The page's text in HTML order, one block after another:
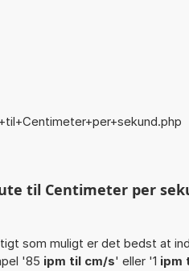
til Centimeter per
som muligt er det bedst at
'85 ipm til cm/s' eller '1 ipm